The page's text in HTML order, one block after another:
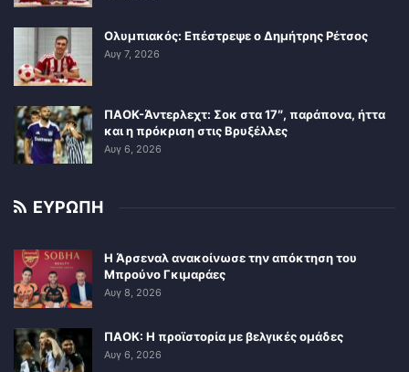
Ολυμπιακός: Επέστρεψε ο Δημήτρης Ρέτσος
Αυγ 7, 2026
ΠΑΟΚ-Άντερλεχτ: Σοκ στα 17″, παράπονα, ήττα
και η πρόκριση στις Βρυξέλλες
Αυγ 6, 2026
ΕΥΡΩΠΗ
Η Άρσεναλ ανακοίνωσε την απόκτηση του
Μπρούνο Γκιμαράες
Αυγ 8, 2026
ΠΑΟΚ: Η προϊστορία με βελγικές ομάδες
Αυγ 6, 2026